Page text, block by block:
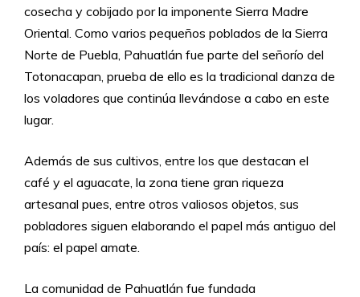
cosecha y cobijado por la imponente Sierra Madre
Oriental. Como varios pequeños poblados de la Sierra
Norte de Puebla, Pahuatlán fue parte del señorío del
Totonacapan, prueba de ello es la tradicional danza de
los voladores que continúa llevándose a cabo en este
lugar.
Además de sus cultivos, entre los que destacan el
café y el aguacate, la zona tiene gran riqueza
artesanal pues, entre otros valiosos objetos, sus
pobladores siguen elaborando el papel más antiguo del
país: el papel amate.
La comunidad de Pahuatlán fue fundada